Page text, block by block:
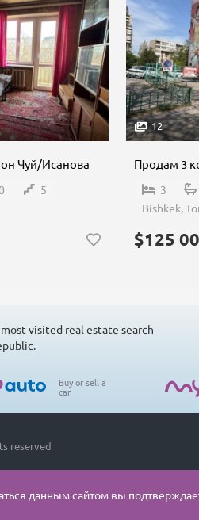
данным сайтом вы
Чуй/Исанова
5
12
3
Bishkek,
$125
visited real estate search
Buy or sell a
car
reserved